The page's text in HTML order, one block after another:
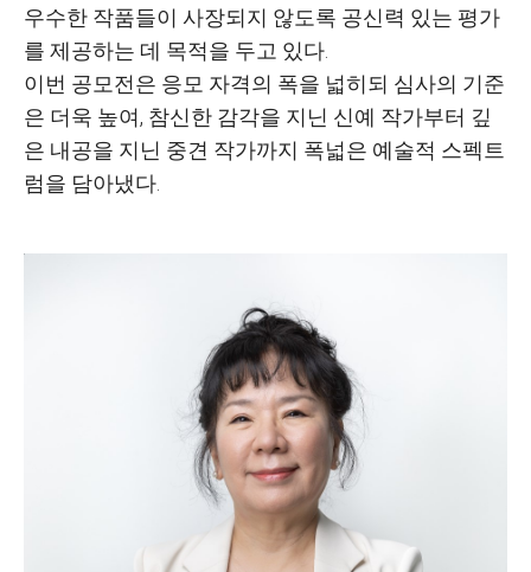
우수한 작품들이 사장되지 않도록 공신력 있는 평가
를 제공하는 데 목적을 두고 있다
이번 공모전은 응모 자격의 폭을 넓히되 심사의 기준
은 더욱 높여, 참신한 감각을 지닌 신예 작가부터 깊
은 내공을 지닌 중견 작가까지 폭넓은 예술적 스펙트
럼을 담아냈다